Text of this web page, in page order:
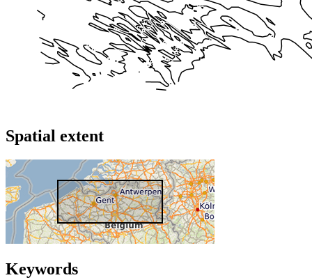
Spatial extent
Keywords